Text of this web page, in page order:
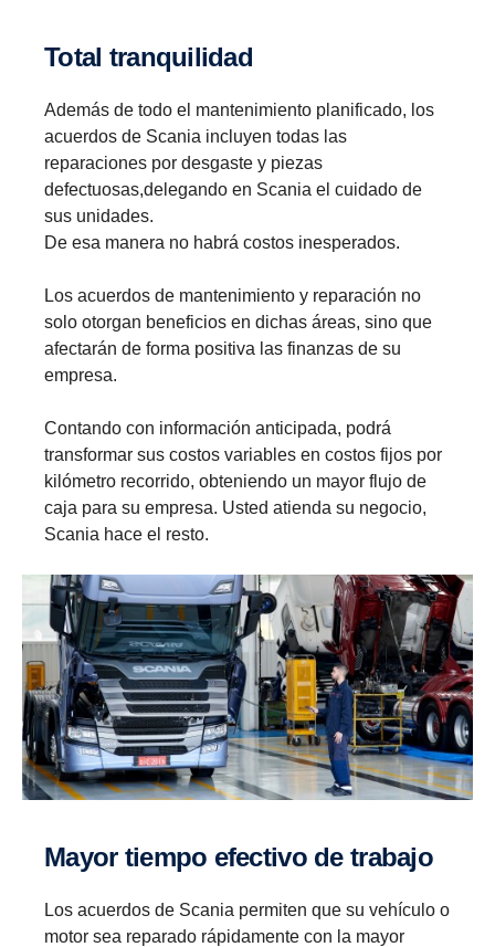
Total tranquilidad
Además de todo el mantenimiento planificado, los
acuerdos de Scania incluyen todas las
reparaciones por desgaste y piezas
defectuosas,delegando en Scania el cuidado de
sus unidades.
De esa manera no habrá costos inesperados.
Los acuerdos de mantenimiento y reparación no
solo otorgan beneficios en dichas áreas, sino que
afectarán de forma positiva las finanzas de su
empresa.
Contando con información anticipada, podrá
transformar sus costos variables en costos fijos por
kilómetro recorrido, obteniendo un mayor flujo de
caja para su empresa. Usted atienda su negocio,
Scania hace el resto.
Mayor tiempo efectivo de trabajo
Los acuerdos de Scania permiten que su vehículo o
motor sea reparado rápidamente con la mayor